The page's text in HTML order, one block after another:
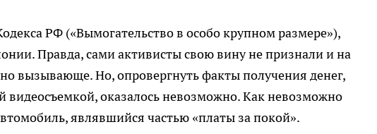
РФ («Вымогательство в особо крупном размере»),
Правда, сами активисты свою вину не признали и на
вызывающе. Но, опровергнуть факты получения денег,
видеосъемкой, оказалось невозможно. Как невозможно
являвшийся частью «платы за покой».